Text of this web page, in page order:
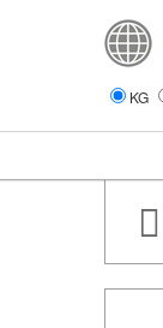
KG